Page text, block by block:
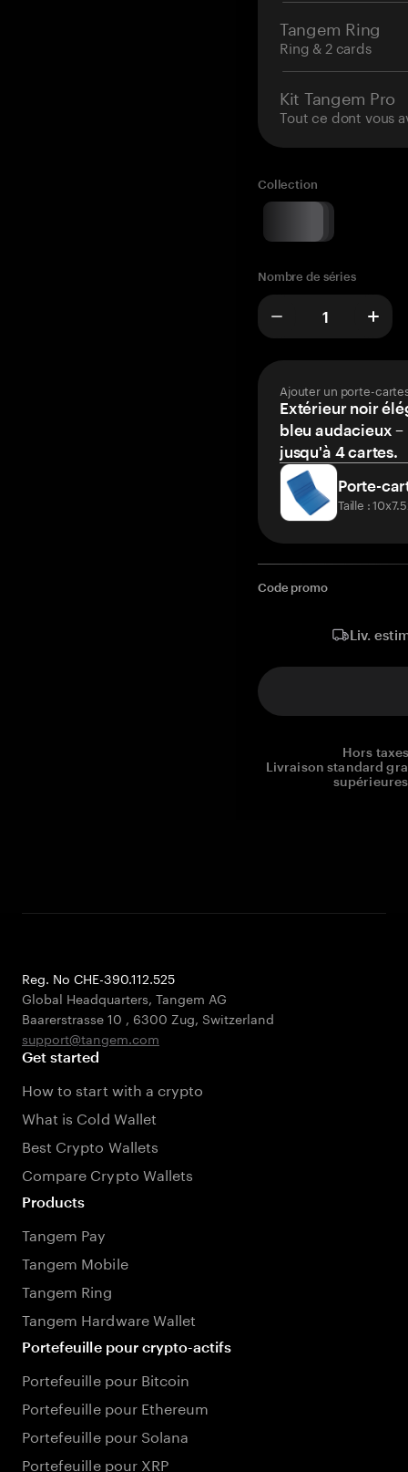
Tangem Ring
Ring & 2 cards
Kit Tangem Pro
Tout ce dont vous
Collection
Nombre de séries
Ajouter un porte-
Extérieur noir
bleu audacieux
jusqu'à 4 cartes.
Porte-
Taille :
Code promo
Liv.
Hors
Livraison standard
Reg. No CHE-390.112.525
Global Headquarters, Tangem AG
Baarerstrasse 10 , 6300 Zug, Switzerland
support@tangem.com
Get started
How to start with a crypto
What is Cold Wallet
Best Crypto Wallets
Compare Crypto Wallets
Products
Tangem Pay
Tangem Mobile
Tangem Ring
Tangem Hardware Wallet
Portefeuille pour crypto-actifs
Portefeuille pour Bitcoin
Portefeuille pour Ethereum
Portefeuille pour Solana
Portefeuille pour XRP